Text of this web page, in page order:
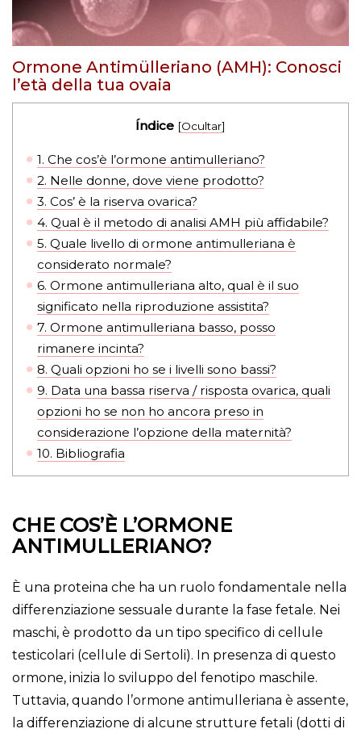
Ormone Antimülleriano (AMH): Conosci
l’età della tua ovaia
Índice [Ocultar]
1. Che cos’è l’ormone antimulleriano?
2. Nelle donne, dove viene prodotto?
3. Cos’ è la riserva ovarica?
4. Qual è il metodo di analisi AMH più affidabile?
5. Quale livello di ormone antimulleriana è
considerato normale?
6. Ormone antimulleriana alto, qual è il suo
significato nella riproduzione assistita?
7. Ormone antimulleriana basso, posso
rimanere incinta?
8. Quali opzioni ho se i livelli sono bassi?
9. Data una bassa riserva / risposta ovarica, quali
opzioni ho se non ho ancora preso in
considerazione l’opzione della maternità?
10. Bibliografia
CHE COS’È L’ORMONE
ANTIMULLERIANO?
È una proteina che ha un ruolo fondamentale nella
differenziazione sessuale durante la fase fetale. Nei
maschi, è prodotto da un tipo specifico di cellule
testicolari (cellule di Sertoli). In presenza di questo
ormone, inizia lo sviluppo del fenotipo maschile.
Tuttavia, quando l’ormone antimulleriana è assente,
la differenziazione di alcune strutture fetali (dotti di